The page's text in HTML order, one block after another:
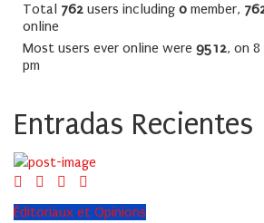
Total 762 users including 0 member,
online
Most users ever online were 9512, on
pm
Entradas Recientes
Éditoriaux et Opinions